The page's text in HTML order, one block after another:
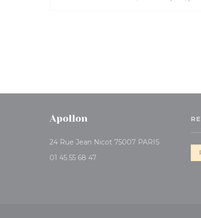
Apollon
24 Rue Jean Nicot 75007 PARIS
01 45 55 68 47